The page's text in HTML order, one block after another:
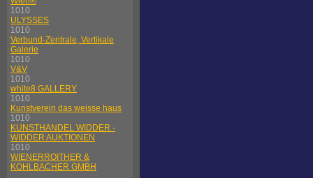
1010
ULYSSES
1010
Verbund-Zentrale, Vertikale
Galerie
1010
V&V
1010
white8 GALLERY
1010
Kunstverein das weisse haus
1010
KUNSTHANDEL WIDDER -
WIDDER AUKTIONEN
1010
WIENERROITHER &
KOHLBACHER GMBH